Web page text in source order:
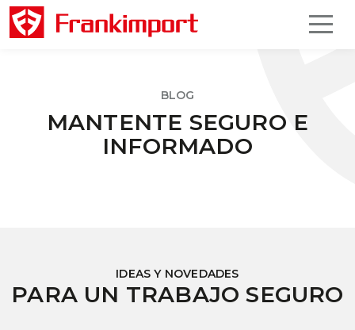
BLOG
MANTENTE SEGURO E
INFORMADO
IDEAS Y NOVEDADES
PARA UN TRABAJO SEGURO